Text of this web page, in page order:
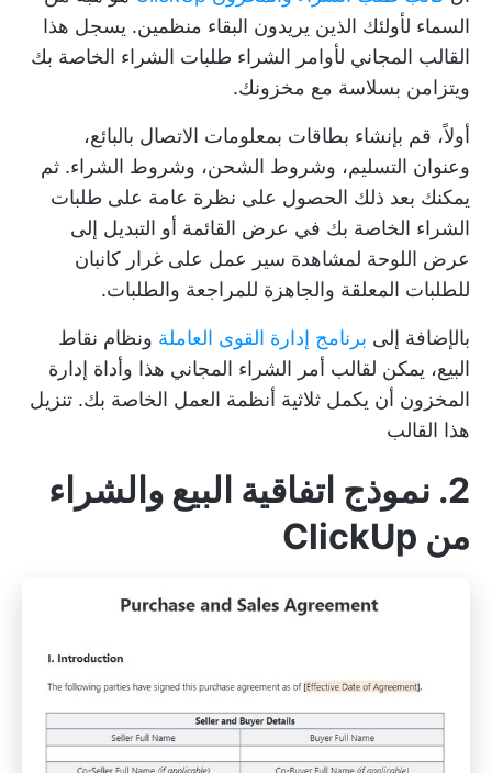
السماء لأولئك الذين يريدون البقاء منظمين. يسجل هذا
القالب المجاني لأوامر الشراء طلبات الشراء الخاصة بك
ويتزامن بسلاسة مع مخزونك.
أولاً، قم بإنشاء بطاقات بمعلومات الاتصال بالبائع،
وعنوان التسليم، وشروط الشحن، وشروط الشراء. ثم
يمكنك بعد ذلك الحصول على نظرة عامة على طلبات
الشراء الخاصة بك في عرض القائمة أو التبديل إلى
عرض اللوحة لمشاهدة سير عمل على غرار كانبان
للطلبات المعلقة والجاهزة للمراجعة والطلبات.
بالإضافة إلى برنامج إدارة القوى العاملة ونظام نقاط
البيع، يمكن لقالب أمر الشراء المجاني هذا وأداة إدارة
المخزون أن يكمل ثلاثية أنظمة العمل الخاصة بك. تنزيل
هذا القالب
2. نموذج اتفاقية البيع والشراء
من ClickUp